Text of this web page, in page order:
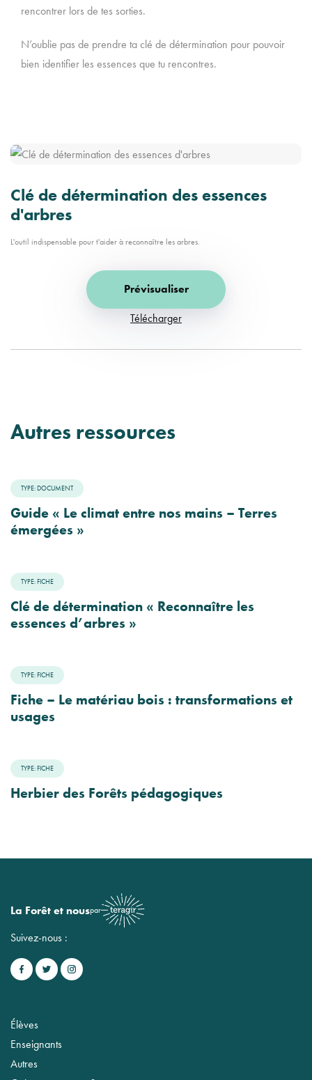
rencontrer lors de tes sorties.
N’oublie pas de prendre ta clé de détermination pour pouvoir
bien identifier les essences que tu rencontres.
Clé de détermination des essences
d'arbres
L'outil indispensable pour t'aider à reconnaître les arbres.
Prévisualiser
Télécharger
Autres ressources
TYPE: DOCUMENT
Guide « Le climat entre nos mains – Terres
émergées »
TYPE: FICHE
Clé de détermination « Reconnaître les
essences d’arbres »
TYPE: FICHE
Fiche – Le matériau bois : transformations et
usages
TYPE: FICHE
Herbier des Forêts pédagogiques
La Forêt et nouspar
Suivez-nous :
Élèves
Enseignants
Autres